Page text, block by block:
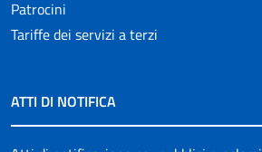
Patrocini
Tariffe dei servizi a terzi
ATTI DI NOTIFICA